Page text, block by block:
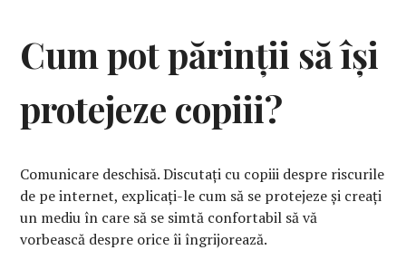
Cum pot părinții să își
protejeze copiii?
Comunicare deschisă. Discutați cu copiii despre riscurile
de pe internet, explicați-le cum să se protejeze și creați
un mediu în care să se simtă confortabil să vă
vorbească despre orice îi îngrijorează.